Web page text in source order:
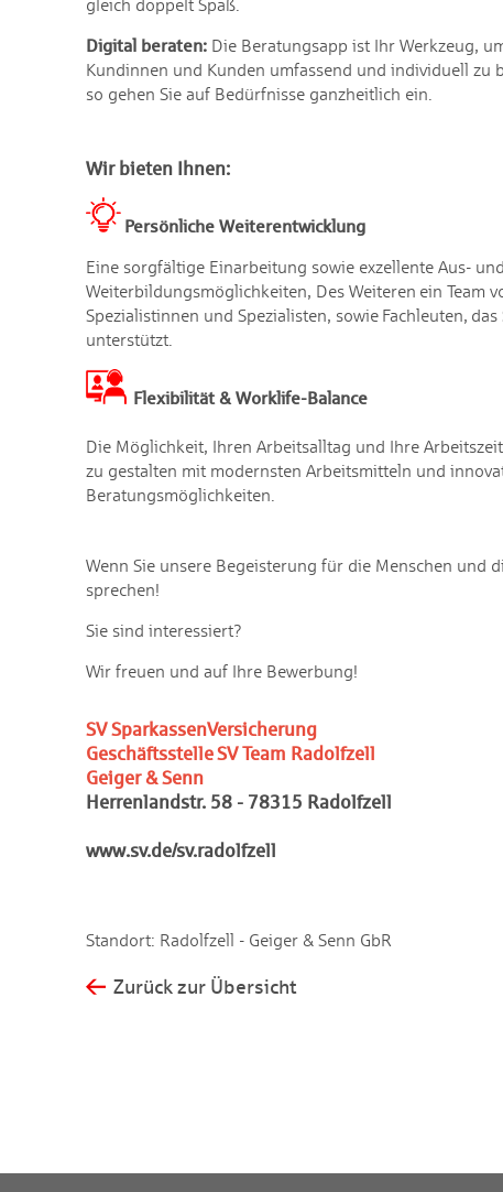
gleich doppelt Spaß.
Digital beraten:Die Beratungsapp ist Ihr Werkzeug,
Kundinnen und Kunden umfassend und individuell zu
so gehen Sie auf Bedürfnisse ganzheitlich ein.
Wir bieten Ihnen:
Persönliche Weiterentwicklung
Eine sorgfältige Einarbeitung sowie exzellente Aus- und
Weiterbildungsmöglichkeiten, Des Weiteren ein Team
Spezialistinnen und Spezialisten, sowie Fachleuten, das
unterstützt.
Flexibilität & Worklife-Balance
Die Möglichkeit, Ihren Arbeitsalltag und Ihre
zu gestalten mit modernsten Arbeitsmitteln und
Beratungsmöglichkeiten.
Wenn Sie unsere Begeisterung für die Menschen
sprechen!
Sie sind interessiert?
Wir freuen und auf Ihre Bewerbung!
SV SparkassenVersicherung
GeschäftsstelleSV Team Radolfzell
Geiger & Senn
Herrenlandstr. 58 - 78315 Radolfzell
www.sv.de/sv.radolfzell
Standort: Radolfzell - Geiger & Senn GbR
Zurück zur Übersicht